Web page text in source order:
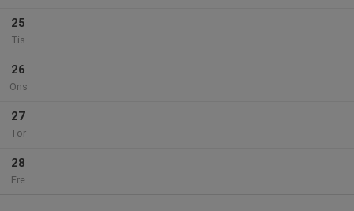
25
Tis
26
Ons
27
Tor
28
Fre